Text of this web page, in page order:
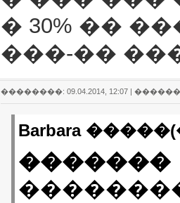
� 30% ��
���-��
��������: 09.04.2014, 12:07 |
Barbara
�������